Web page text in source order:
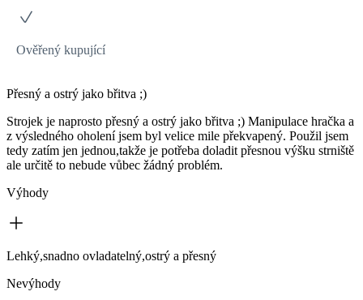
Ověřený kupující
Přesný a ostrý jako břitva ;)
Strojek je naprosto přesný a ostrý jako břitva ;) Manipulace hračka a
z výsledného oholení jsem byl velice mile překvapený. Použil jsem
tedy zatím jen jednou,takže je potřeba doladit přesnou výšku strniště
ale určitě to nebude vůbec žádný problém.
Výhody
Lehký,snadno ovladatelný,ostrý a přesný
Nevýhody